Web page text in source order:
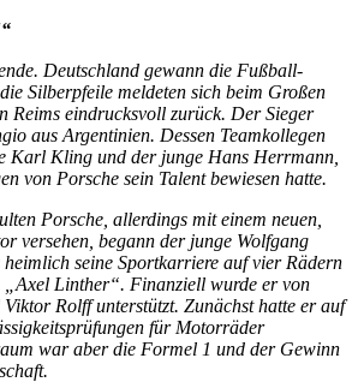
Deutschland gewann die Fußball-
Silberpfeile meldeten sich beim Großen
Reims eindrucksvoll zurück. Der Sieger
aus Argentinien. Dessen Teamkollegen
Karl Kling und der junge Hans Herrmann,
von Porsche sein Talent bewiesen hatte.
Porsche, allerdings mit einem neuen,
versehen, begann der junge Wolfgang
seine Sportkarriere auf vier Rädern
„Axel Linther“. Finanziell wurde er von
Rolff unterstützt. Zunächst hatte er auf
für Motorräder
war aber die Formel 1 und der Gewinn